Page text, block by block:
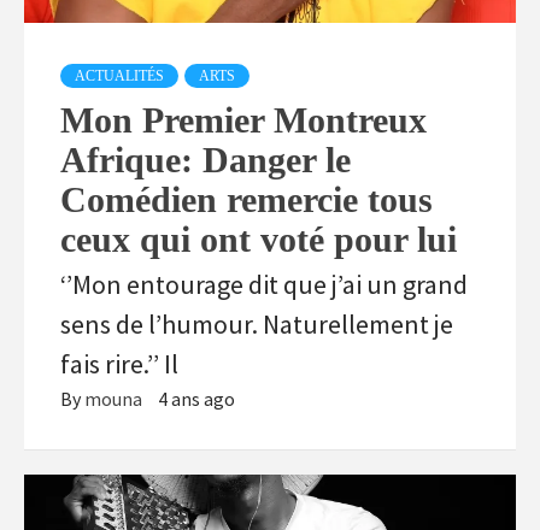
ACTUALITÉS ARTS
Mon Premier Montreux
Afrique: Danger le
Comédien remercie tous
ceux qui ont voté pour lui
‘’Mon entourage dit que j’ai un grand
sens de l’humour. Naturellement je
fais rire.’’ Il
By mouna 4 ans ago